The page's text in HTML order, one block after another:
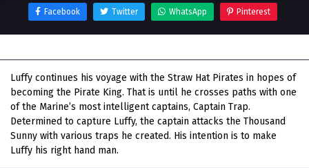
Facebook Twitter WhatsApp Pinterest
Luffy continues his voyage with the Straw Hat Pirates in hopes of
becoming the Pirate King. That is until he crosses paths with one
of the Marine’s most intelligent captains, Captain Trap.
Determined to capture Luffy, the captain attacks the Thousand
Sunny with various traps he created. His intention is to make
Luffy his right hand man.